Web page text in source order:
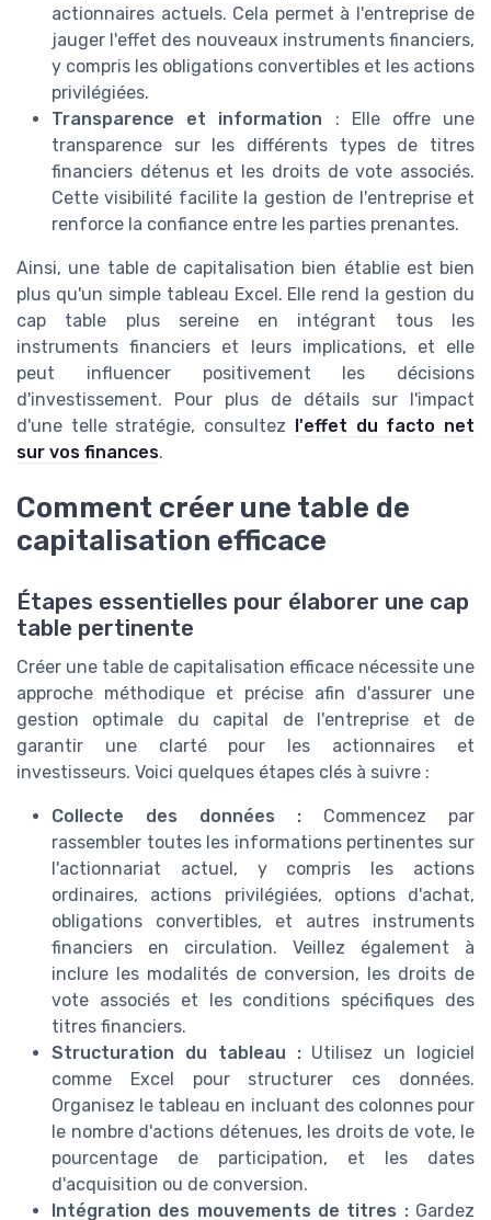
actionnaires actuels. Cela permet à l'entreprise de
jauger l'effet des nouveaux instruments financiers,
y compris les obligations convertibles et les actions
privilégiées.
Transparence et information : Elle offre une
transparence sur les différents types de titres
financiers détenus et les droits de vote associés.
Cette visibilité facilite la gestion de l'entreprise et
renforce la confiance entre les parties prenantes.
Ainsi, une table de capitalisation bien établie est bien
plus qu'un simple tableau Excel. Elle rend la gestion du
cap table plus sereine en intégrant tous les
instruments financiers et leurs implications, et elle
peut influencer positivement les décisions
d'investissement. Pour plus de détails sur l'impact
d'une telle stratégie, consultez
l'effet du facto net
sur vos finances.
Comment créer une table de
capitalisation efficace
Étapes essentielles pour élaborer une cap
table pertinente
Créer une table de capitalisation efficace nécessite une
approche méthodique et précise afin d'assurer une
gestion optimale du capital de l'entreprise et de
garantir une clarté pour les actionnaires et
investisseurs. Voici quelques étapes clés à suivre :
Collecte des données : Commencez par
rassembler toutes les informations pertinentes sur
l'actionnariat actuel, y compris les actions
ordinaires, actions privilégiées, options d'achat,
obligations convertibles, et autres instruments
financiers en circulation. Veillez également à
inclure les modalités de conversion, les droits de
vote associés et les conditions spécifiques des
titres financiers.
Structuration du tableau :Utilisez un logiciel
comme Excel pour structurer ces données.
Organisez le tableau en incluant des colonnes pour
le nombre d'actions détenues, les droits de vote, le
pourcentage de participation, et les dates
d'acquisition ou de conversion.
Intégration des mouvements de titres :Gardez